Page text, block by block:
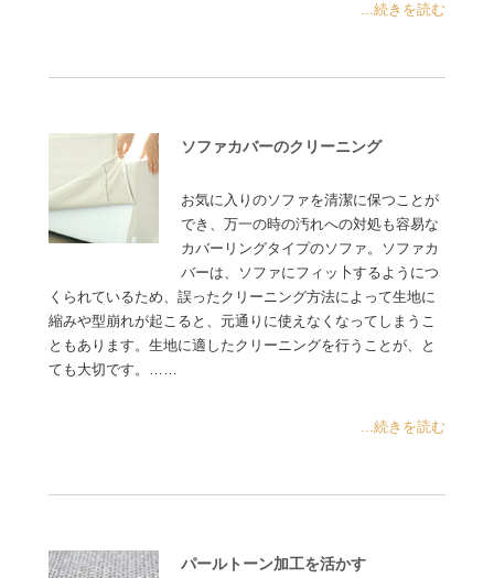
...続きを読む
ソファカバーのクリーニング
お気に入りのソファを清潔に保つことが
でき、万一の時の汚れへの対処も容易な
カバーリングタイプのソファ。ソファカ
バーは、ソファにフィッ卜するようにつ
くられているため、誤ったクリーニング方法によって生地に
縮みや型崩れが起こると、元通りに使えなくなってしまうこ
ともあります。生地に適したクリーニングを行うことが、と
ても大切です。……
...続きを読む
パールトーン加工を活かす